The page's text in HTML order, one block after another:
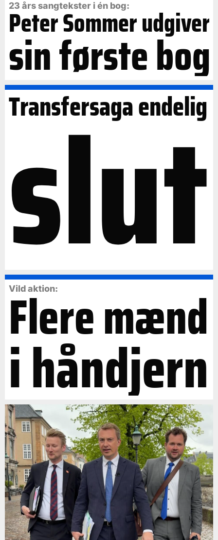
23 års sangtekster i én bog:
Peter Sommer udgiver
sin første bog
Transfersaga endelig
slut
Vild aktion:
Flere mænd
i håndjern